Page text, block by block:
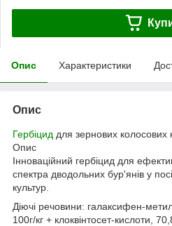
Опис Характеристики
Опис
Гербіцид для зернових колосових
Опис
Інноваційний гербіцид для
спектра дводольних бур'янів у
культур.
Діючі речовини: галаксифен-
100г/кг + клоквінтосет-кислоти,